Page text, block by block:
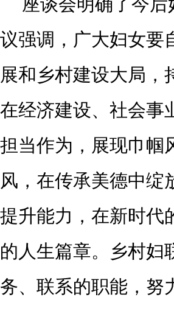
议强调，广大妇女要
展和乡村建设大局，
在经济建设、社会事
担当作为，展现巾帼
风，在传承美德中绽
提升能力，在新时代
的人生篇章。乡村妇
务、联系的职能，努